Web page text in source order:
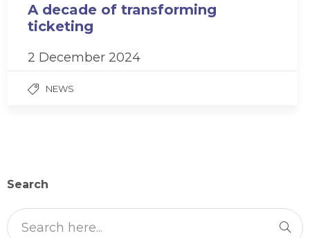
A decade of transforming
ticketing
2 December 2024
NEWS
Search